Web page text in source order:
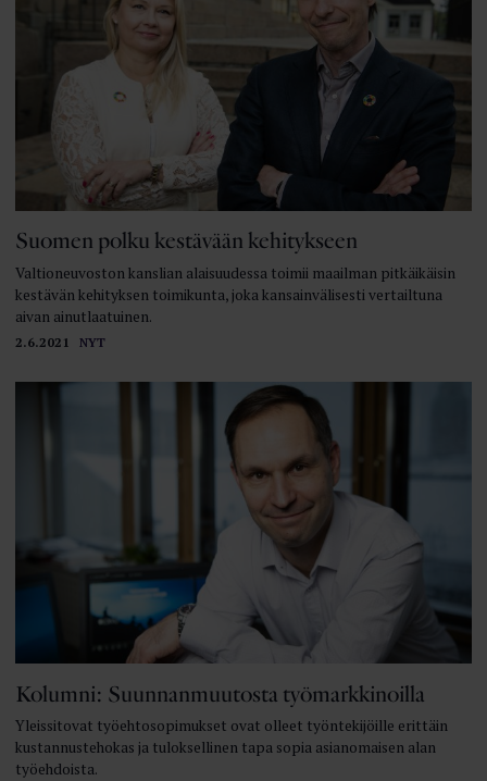
2.6.2021 NYT
Suomen polku kestävään kehitykseen
Valtioneuvoston kanslian alaisuudessa toimii maailman pitkäikäisin
kestävän kehityksen toimikunta, joka kansainvälisesti vertailtuna
aivan ainutlaatuinen.
Kolumni: Suunnanmuutosta työmarkkinoilla
Yleissitovat työehtosopimukset ovat olleet työntekijöille erittäin
kustannustehokas ja tuloksellinen tapa sopia asianomaisen alan
työehdoista.